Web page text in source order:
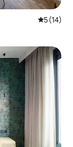
평점 5점
5 (14)